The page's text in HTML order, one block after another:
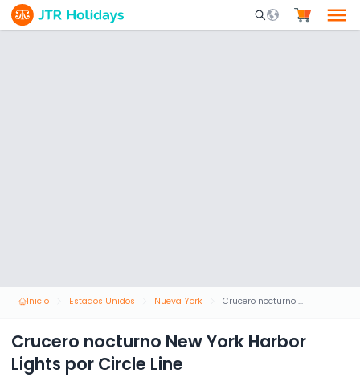
Mobile Search
Inicio Estados Unidos Nueva York Crucero nocturno New York Harbor Lights por Circle Line
Crucero nocturno New York Harbor
Lights por Circle Line